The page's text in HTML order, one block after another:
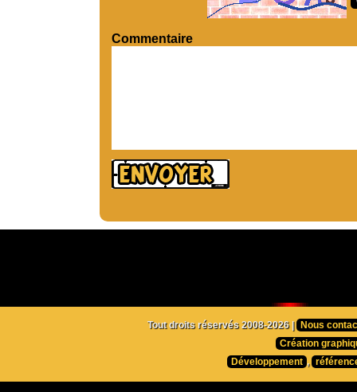
Commentaire
Tout droits réservés 2008-2026 |
Nous
Création
Développement ,